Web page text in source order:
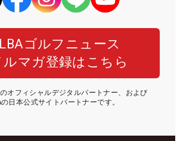
ゴルフニュース
ルマガ登録はこちら
オフィシャルデジタルパートナー、および
の日本公式サイトパートナーです。